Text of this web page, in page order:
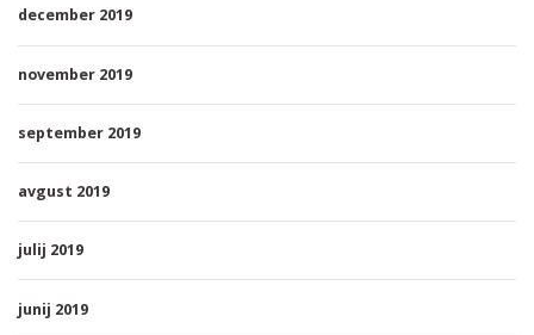
december 2019
november 2019
september 2019
avgust 2019
julij 2019
junij 2019